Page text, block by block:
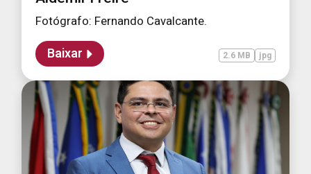
Fotógrafo: Fernando Cavalcante.
Baixar 2.6 MB jpg